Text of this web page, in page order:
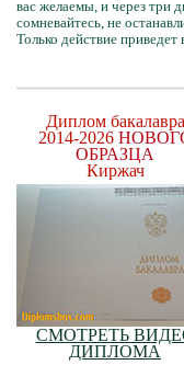
вас желаемы, и через три
сомневайтесь, не
Только действие приведет
Диплом бакалавра
2014-2026
ОБРАЗЦА
Киржач
СМОТРЕТЬ
ДИПЛОМА